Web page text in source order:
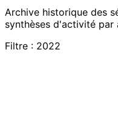
Archive historique des
synthèses d'activité par
Filtre : 2022